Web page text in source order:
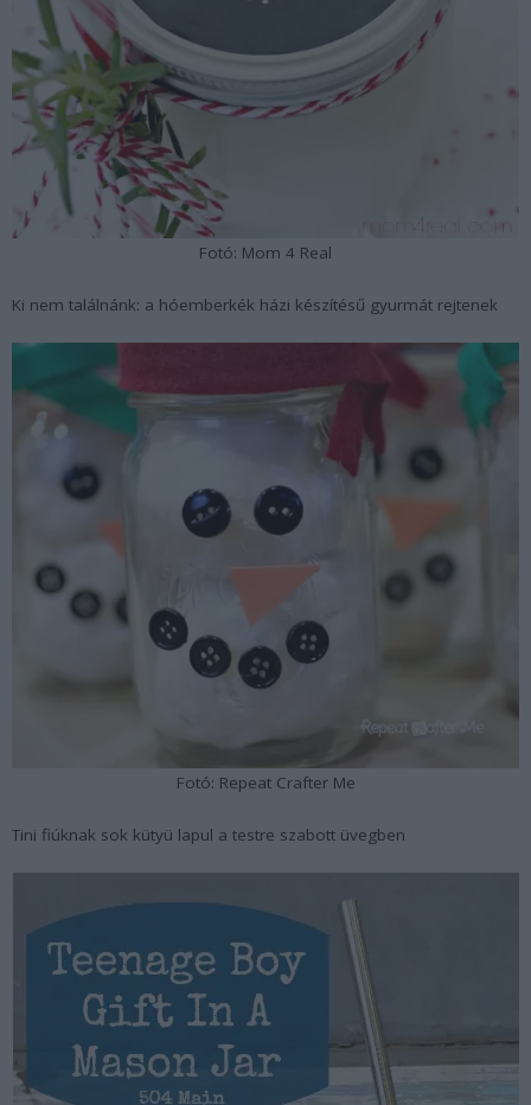
Fotó: Mom 4 Real
Ki nem találnánk: a hóemberkék házi készítésű gyurmát rejtenek
Fotó: Repeat Crafter Me
Tini fiúknak sok kütyü lapul a testre szabott üvegben